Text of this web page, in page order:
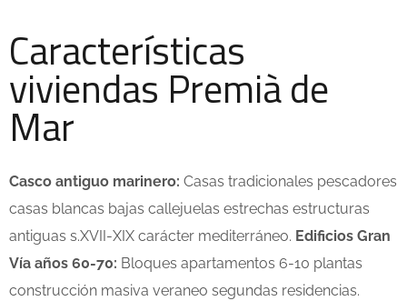
Características
viviendas Premià de
Mar
Casco antiguo marinero: Casas tradicionales pescadores
casas blancas bajas callejuelas estrechas estructuras
antiguas s.XVII-XIX carácter mediterráneo. Edificios Gran
Vía años 60-70: Bloques apartamentos 6-10 plantas
construcción masiva veraneo segundas residencias.